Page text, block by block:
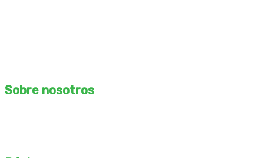
Sobre nosotros